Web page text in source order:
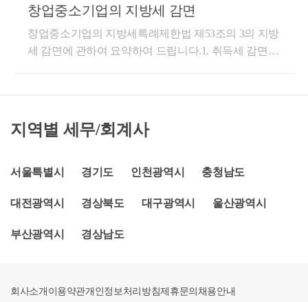
업은 아래 업종을 영위해야 감면을 적용시켜주는데요.
광업,제조업, 수도, 하수 및 폐기물 처리, 원료 재생업,
건설업, 통신판매업, 물류산업,음식점업, 정보통신업
서비스업, 개인 및 소비용품 수리업,이용 및 미용업, 직
을 운영하는 사업, 관광객 이용시설업, 노인복지시설,
전시산업 등내 업종이 감면이 가능한 업종인지는1) 사
업자등록증 면에서 '업종코드'를 확인하여2) 검색창에
에 대해서는 간단히확인할 수 있습니다.업종이나 감면
업종은도, 소매업 / 학원업 / 부동산업등이 있습니다.만
한 업종을 영위하는 중소기업을 창업하여 ｢부가가치
는 경우 이후에 발생된 ｢조세특례제한법｣ 제6조 창업
중소기업에 대한 세액감면을 적용하는 것이며 해당 업
건 이상의 세금 상담 및 용역- 600건 이상의 경정청구
랫폼 '아하커넥츠' 상담 및 후기 1위 (약 500건 이상 상
담)- 지식공유플랫폼 '아하 QnA' 세무/회계 1위 (약 90,0
필진- 한국경제필진- 서울시 마을세무사- ㈜코스맥스
창업중소기업의 지방세 감면
창업중소기업의 지방세특례제한법 제53조의 3의 지방
세 감면에 관하여 요약하여 드립니다.1. 취득세 감면⑴
일 것⑵ 감면요건. 창업일 당시의 업종을 계속 영위하
기 위하여 취득하는 부동산 일 것. 중소기업 : 창업일로
일 것. 벤처기업 : 벤처기업확인일로부터 4년이내 (청
감면율. 취득세의 75%를 경감2. 재산세 감면⑴ 감면대
서 창업하는 중소기업일 것.2023년 12월 31일까지
월1일)현재 직접 사용하는 부동산 일 것⑶ 감면율. 창
지역별 세무/회계사
서울특별시 경기도 인천광역시 충청남도
대전광역시 경상북도 대구광역시 울산광역시
부산광역시 경상남도
회사소개 이용약관개인정보처리방침제휴문의 채용안내